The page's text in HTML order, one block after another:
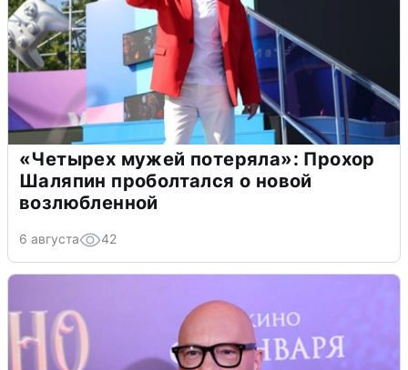
«Четырех мужей потеряла»: Прохор
Шаляпин проболтался о новой
возлюбленной
6 августа 42